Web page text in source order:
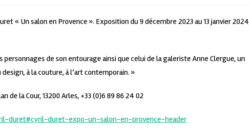
« Un salon en Provence ». Exposition du 9 décembre 2023 au 13 janvier
de son entourage ainsi que celui de la galeriste Anne Clergue, un
à la couture, à l’art contemporain. »
de la Cour, 13200 Arles, +33 (0)6 89 86 24 02
duret#cyril-duret-expo-un-salon-en-provence-header